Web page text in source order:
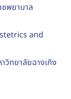
พยาบาล
and
วิทยาลัยฉางเกิง